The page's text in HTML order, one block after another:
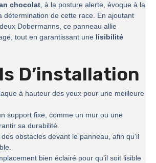
chocolat, à la posture alerte, évoque à la
détermination de cette race. En ajoutant
Dobermanns, ce panneau allie
tout en garantissant une lisibilité
D’installation
à hauteur des yeux pour une meilleure
support fixe, comme un mur ou une
sa durabilité.
obstacles devant le panneau, afin qu’il
bien éclairé pour qu’il soit lisible